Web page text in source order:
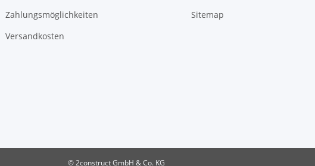
Zahlungsmöglichkeiten
Versandkosten
Sitemap
© 2construct GmbH & Co. KG